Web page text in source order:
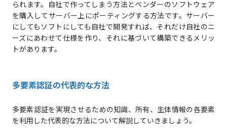
られます。自社で作ってしまう方法とベンダーのソフトウェア
を購入してサーバー上にポーティングする方法です。サーバー
にしてもソフトにしても自社で開発すれば、それだけ自社のニ
ーズにあわせて仕様を作り、それに基づいて構築できるメリッ
トがあります。
多要素認証の代表的な方法
多要素認証を実現させるための知識、所有、生体情報の各要素
を利用した代表的な方法について解説していきましょう。